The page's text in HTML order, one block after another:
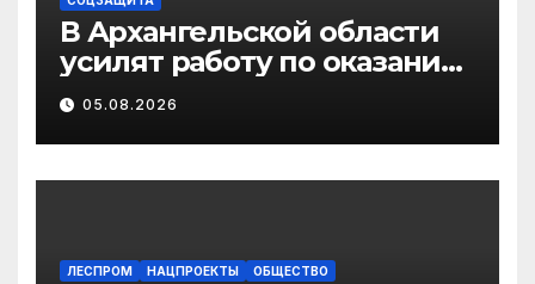
В Архангельской области
усилят работу по оказанию
бесплатной юридической
помощи ветеранам СВО и
их семьям
05.08.2026
ЛЕСПРОМ НАЦПРОЕКТЫ ОБЩЕСТВО